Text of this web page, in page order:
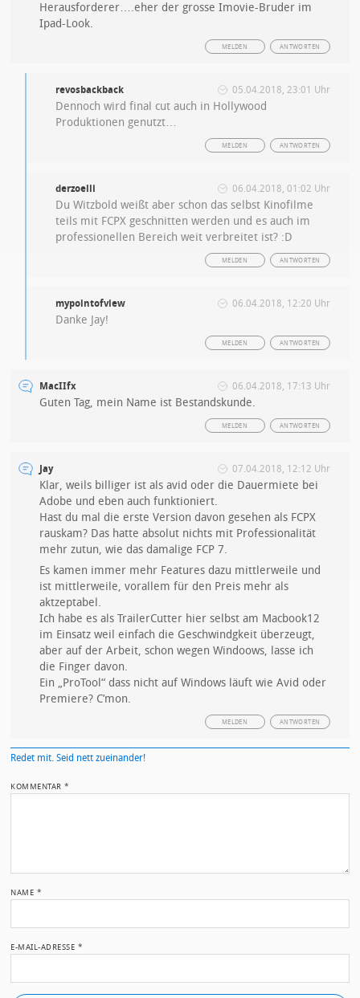
Herausforderer….eher der grosse Imovie-Bruder im
Ipad-Look.
ANTWORTEN
MELDEN
revosbackback 05.04.2018, 23:01 Uhr
Dennoch wird final cut auch in Hollywood
Produktionen genutzt…
ANTWORTEN
MELDEN
derzoelli 06.04.2018, 01:02 Uhr
Du Witzbold weißt aber schon das selbst Kinofilme
teils mit FCPX geschnitten werden und es auch im
professionellen Bereich weit verbreitet ist? :D
ANTWORTEN
MELDEN
mypointofview 06.04.2018, 12:20 Uhr
Danke Jay!
ANTWORTEN
MELDEN
MacIIfx 06.04.2018, 17:13 Uhr
Guten Tag, mein Name ist Bestandskunde.
ANTWORTEN
MELDEN
Jay 07.04.2018, 12:12 Uhr
Klar, weils billiger ist als avid oder die Dauermiete bei
Adobe und eben auch funktioniert.
Hast du mal die erste Version davon gesehen als FCPX
rauskam? Das hatte absolut nichts mit Professionalität
mehr zutun, wie das damalige FCP 7.
Es kamen immer mehr Features dazu mittlerweile und
ist mittlerweile, vorallem für den Preis mehr als
aktzeptabel.
Ich habe es als TrailerCutter hier selbst am Macbook12
im Einsatz weil einfach die Geschwindgkeit überzeugt,
aber auf der Arbeit, schon wegen Windoows, lasse ich
die Finger davon.
Ein „ProTool“ dass nicht auf Windows läuft wie Avid oder
Premiere? C’mon.
ANTWORTEN
MELDEN
Redet mit. Seid nett zueinander!
KOMMENTAR*
NAME *
E-MAIL-ADRESSE *